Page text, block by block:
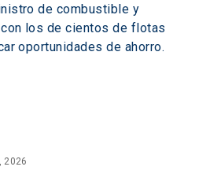
de combustible y
los de cientos de flotas
oportunidades de ahorro.
2026